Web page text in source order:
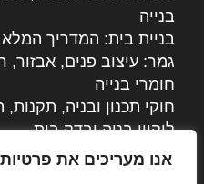
אנו מעריכים את
בנייה
בניית בית: המדריך המלא
גמר: עיצוב פנים, אבזור,
חומרי בנייה
חוקי תכנון ובניה, תקנות,
ליקויי בניה ובדק בית
נדל"ן: זכויות, אגרות